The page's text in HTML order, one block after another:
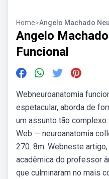
Home>Angelo Machado
Angelo
Funcional
Webneuroanatomia
espetacular, aborda de
um assunto tão
Web — neuroanatomia
270. 8m. Webneste
acadêmica do professor
que culminaram no mais